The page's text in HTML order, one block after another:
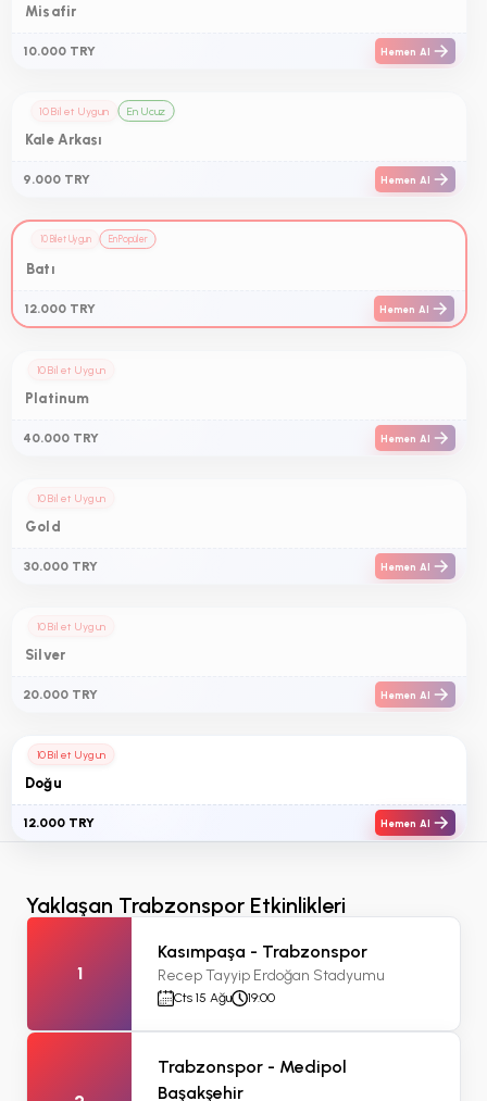
Misafir
10.000 TRY Hemen Al
10 Bilet Uygun En Ucuz
Kale Arkası
9.000 TRY Hemen Al
10 Bilet Uygun En Popüler
Batı
12.000 TRY Hemen Al
10 Bilet Uygun
Platinum
40.000 TRY Hemen Al
10 Bilet Uygun
Gold
30.000 TRY Hemen Al
10 Bilet Uygun
Silver
20.000 TRY Hemen Al
10 Bilet Uygun
Doğu
12.000 TRY Hemen Al
Yaklaşan Trabzonspor Etkinlikleri
1
Kasımpaşa - Trabzonspor
Recep Tayyip Erdoğan Stadyumu
Cts 15 Ağu 19:00
Trabzonspor - Medipol
Başakşehir